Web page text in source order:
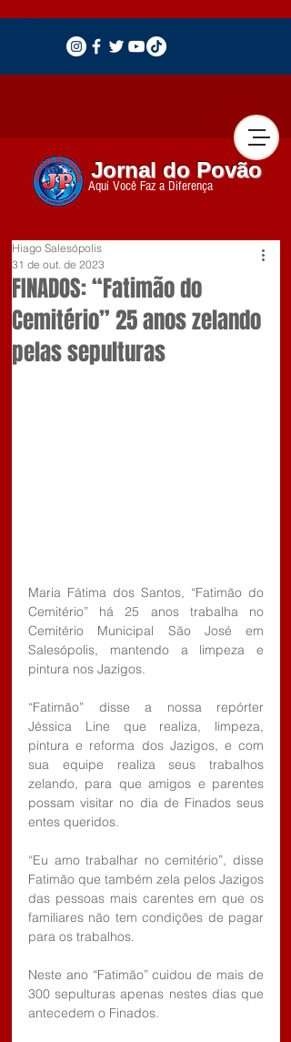
Jornal do Povão
Aqui Você Faz a Diferença
FINADOS: “Fatimão do
Cemitério” 25 anos zelando
pelas sepulturas
Hiago Salesópolis
31 de out. de 2023
Maria Fátima dos Santos, “Fatimão do
Cemitério” há 25 anos trabalha no
Cemitério Municipal São José em
Salesópolis, mantendo a limpeza e
pintura nos Jazigos.
“Fatimão” disse a nossa repórter
Jéssica Line que realiza, limpeza,
pintura e reforma dos Jazigos, e com
sua equipe realiza seus trabalhos
zelando, para que amigos e parentes
possam visitar no dia de Finados seus
entes queridos.
“Eu amo trabalhar no cemitério”, disse
Fatimão que também zela pelos Jazigos
das pessoas mais carentes em que os
familiares não tem condições de pagar
para os trabalhos.
Neste ano “Fatimão” cuidou de mais de
300 sepulturas apenas nestes dias que
antecedem o Finados.